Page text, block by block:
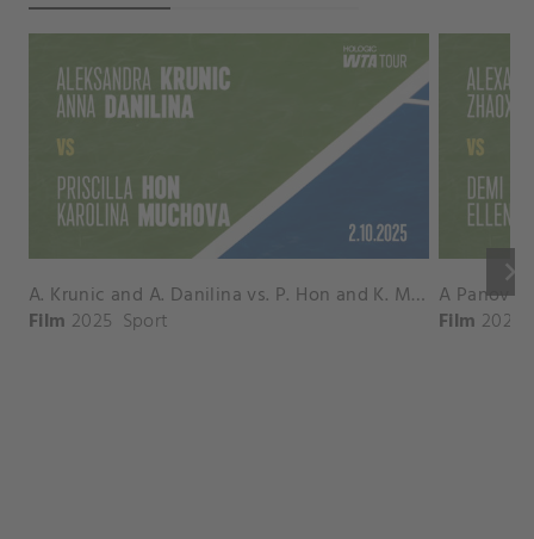
keyboard_arrow_right
A. Krunic and A. Danilina vs. P. Hon and K. Muchova Match Highlights - BEIJING_Capital Group Diamond ( October 02, 2025)
Film 2025 Sport Film 2026